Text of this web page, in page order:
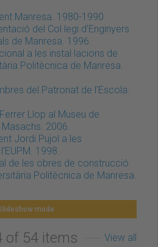
Manresa. 1980-1990
del Col·legi d’Enginyers
de Manresa. 1996.
a les instal·lacions de
Politècnica de Manresa.
del Patronat de l'Escola.
Llop al Museu de
2006.
Jordi Pujol a les
1998.
de les obres de construcció
Politècnica de Manresa.
mode
of 54 items View all